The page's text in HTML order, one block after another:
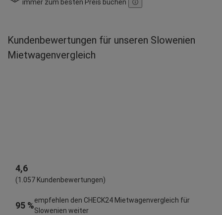
immer zum besten Preis buchen
Kundenbewertungen für unseren Slowenien
Mietwagenvergleich
4,6
(1.057 Kundenbewertungen)
95 %
empfehlen den CHECK24 Mietwagenvergleich für
Slowenien weiter